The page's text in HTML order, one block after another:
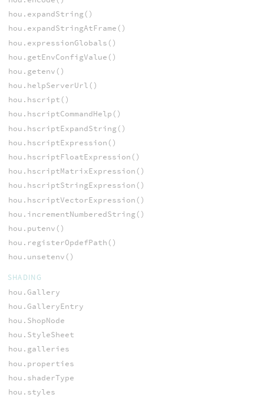
hou.expandString()
hou.expandStringAtFrame()
hou.expressionGlobals()
hou.getEnvConfigValue()
hou.getenv()
hou.helpServerUrl()
hou.hscript()
hou.hscriptCommandHelp()
hou.hscriptExpandString()
hou.hscriptExpression()
hou.hscriptFloatExpression()
hou.hscriptMatrixExpression()
hou.hscriptStringExpression()
hou.hscriptVectorExpression()
hou.incrementNumberedString()
hou.putenv()
hou.registerOpdefPath()
hou.unsetenv()
SHADING
hou.Gallery
hou.GalleryEntry
hou.ShopNode
hou.StyleSheet
hou.galleries
hou.properties
hou.shaderType
hou.styles